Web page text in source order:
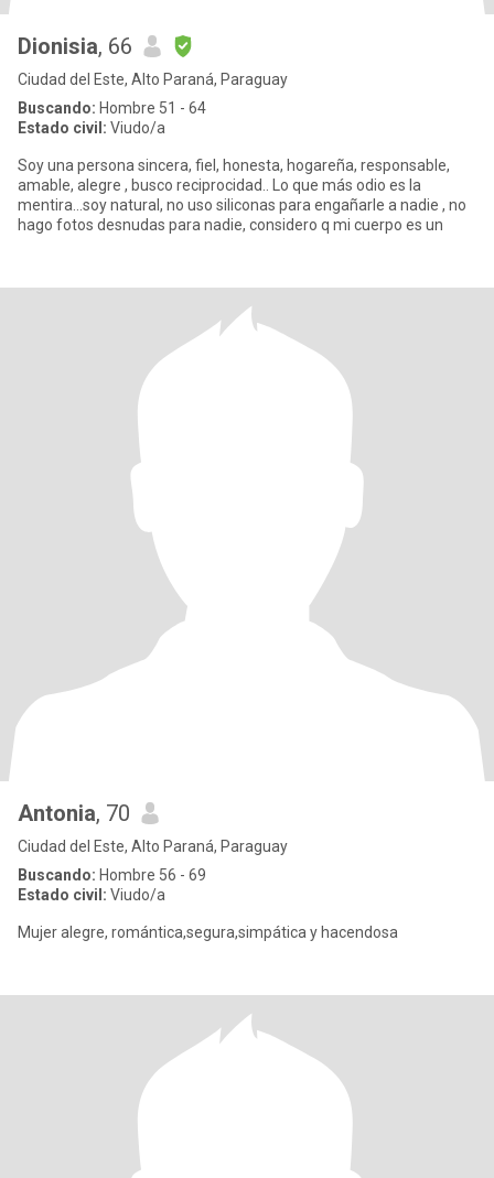
Dionisia, 66
Ciudad del Este, Alto Paraná, Paraguay
Buscando: Hombre 51 - 64
Estado civil: Viudo/a
Soy una persona sincera, fiel, honesta, hogareña, responsable,
amable, alegre , busco reciprocidad.. Lo que más odio es la
mentira...soy natural, no uso siliconas para engañarle a nadie , no
hago fotos desnudas para nadie, considero q mi cuerpo es un
Antonia, 70
Ciudad del Este, Alto Paraná, Paraguay
Buscando: Hombre 56 - 69
Estado civil: Viudo/a
Mujer alegre, romántica,segura,simpática y hacendosa